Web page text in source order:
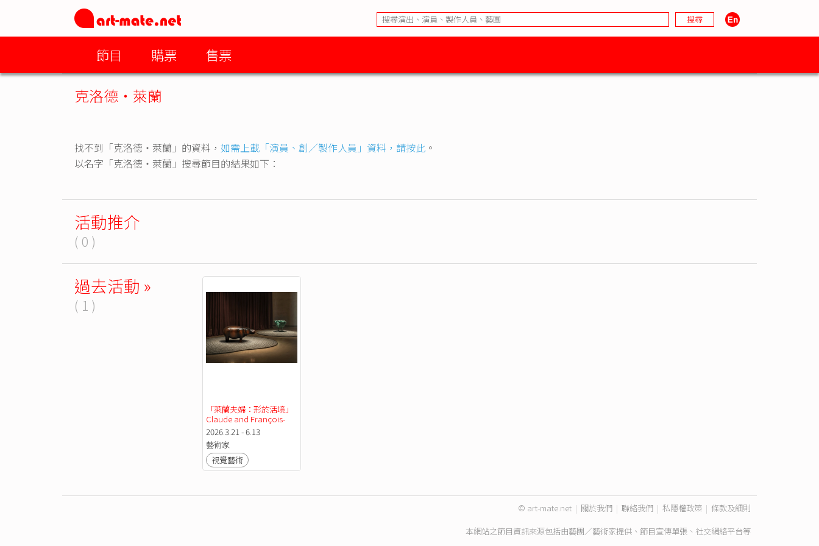
節目 購票 售票
克洛德・萊蘭
找不到「克洛德・萊蘭」的資料， 如需上載「演員、創／製作人員」資料，請按此 。
以名字「克洛德・萊蘭」搜尋節目的結果如下：
活動推介
( 0 )
過去活動 »
( 1 )
「萊蘭夫婦：形於活境」
Claude and François-
Xavier Lalanne展覽
2026.3.21 - 6.13
藝術家
視覺藝術
© art-mate.net | 關於我們 | 聯絡我們 | 私隱權政策 | 條款及細則
本網站之節目資訊來源包括由藝團／藝術家提供、節目宣傳單張、社交網絡平台等